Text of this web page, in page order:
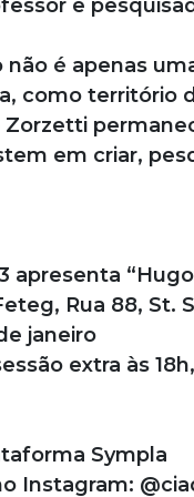
e
não é apenas
como território
em criar,
apresenta
Rua 88, St.
janeiro
extra às
Sympla
Instagram: